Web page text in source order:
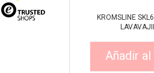
KROMSLINE
Añadir